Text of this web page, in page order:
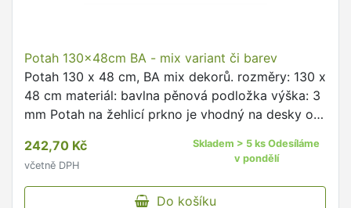
Potah 130x48cm BA - mix variant či barev
Potah 130 x 48 cm, BA mix dekorů. rozměry: 130 x
48 cm materiál: bavlna pěnová podložka výška: 3
mm Potah na žehlicí prkno je vhodný na desky o
žáruvzdorný …
242,70 Kč
včetně DPH
Skladem > 5 ks Odesíláme
v pondělí
Do košíku